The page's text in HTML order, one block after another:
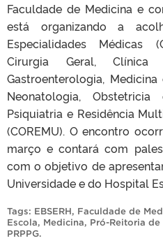
Faculdade de Medicina e
está organizando a
Especialidades Médicas
Cirurgia Geral, Clínica
Gastroenterologia,
Neonatologia, Obstetricia
Psiquiatria e Residência
(COREMU). O encontro
março e contará com
com o objetivo de
Universidade e do Hospital
Tags: EBSERH, Faculdade de
Escola, Medicina, Pró-Reitoria de
PRPPG.